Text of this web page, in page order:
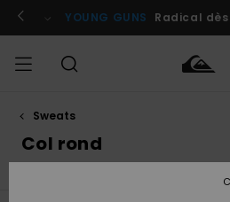
de
grille
des
produits
Se connecter / s'inscrire
YOUNG GUNS Radical
HOMME
Sweats
Col rond